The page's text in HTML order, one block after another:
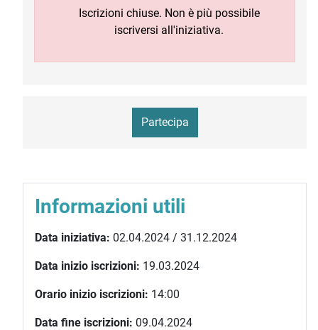
Iscrizioni chiuse. Non è più possibile
iscriversi all'iniziativa.
Partecipa
Informazioni utili
Data iniziativa: 02.04.2024 / 31.12.2024
Data inizio iscrizioni: 19.03.2024
Orario inizio iscrizioni: 14:00
Data fine iscrizioni: 09.04.2024